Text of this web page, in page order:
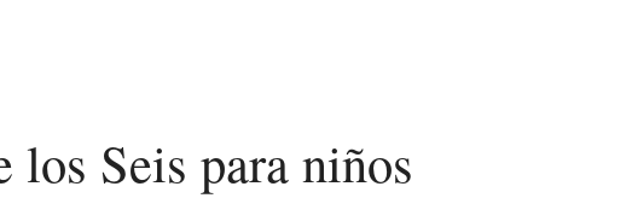
los Seis para niños